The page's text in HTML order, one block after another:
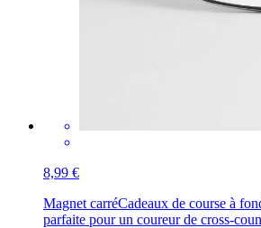
8,99 €
Magnet carréCadeaux de course à
parfaite pour un coureur de cross-